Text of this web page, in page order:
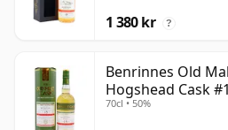
1 380 kr ?
Benrinnes Old
Hogshead Cask
gammal
70cl • 50%